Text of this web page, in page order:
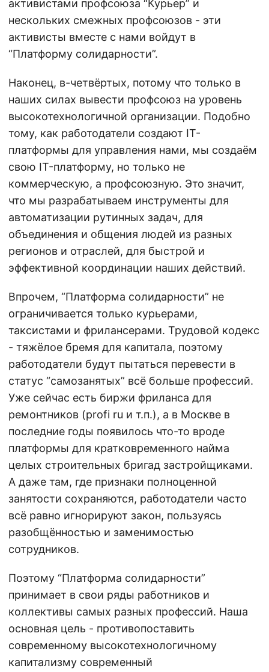
активистами профсоюза “Курьер” и
нескольких смежных профсоюзов - эти
активисты вместе с нами войдут в
“Платформу солидарности”.
Наконец, в-четвёртых, потому что только в
наших силах вывести профсоюз на уровень
высокотехнологичной организации. Подобно
тому, как работодатели создают IT-
платформы для управления нами, мы создаём
свою IT-платформу, но только не
коммерческую, а профсоюзную. Это значит,
что мы разрабатываем инструменты для
автоматизации рутинных задач, для
объединения и общения людей из разных
регионов и отраслей, для быстрой и
эффективной координации наших действий.
Впрочем, “Платформа солидарности” не
ограничивается только курьерами,
таксистами и фрилансерами. Трудовой кодекс
- тяжёлое бремя для капитала, поэтому
работодатели будут пытаться перевести в
статус “самозанятых” всё больше профессий.
Уже сейчас есть биржи фриланса для
ремонтников (profi ru и т.п.), а в Москве в
последние годы появилось что-то вроде
платформы для кратковременного найма
целых строительных бригад застройщиками.
А даже там, где признаки полноценной
занятости сохраняются, работодатели часто
всё равно игнорируют закон, пользуясь
разобщённостью и заменимостью
сотрудников.
Поэтому “Платформа солидарности”
принимает в свои ряды работников и
коллективы самых разных профессий. Наша
основная цель - противопоставить
современному высокотехнологичному
капитализму современный